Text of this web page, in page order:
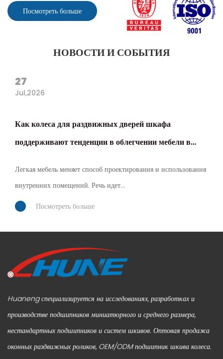
Посмотреть больше
НОВОСТИ И СОБЫТИЯ
27
Jul,2026
Как колеса для раздвижных дверей шкафа
поддерживают тенденции в облегчении мебели в
Легкая мебель меняет способ проектирования и использования
внутренних помещений. Речь идет...
Посмотреть больше
Huaneng специализируется на исследованиях, разработках и
производстве подшипников миниатюрного и среднего размера,
нестандартных подшипников и систем шкивов. Оптовая продажа
оконных раздвижных роликов, OEM/ODM подшипник шкива колеса.